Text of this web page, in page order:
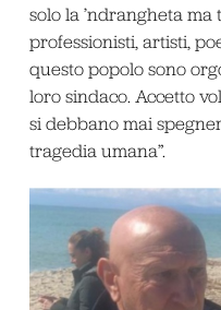
solo la ’ndrangheta ma
professionisti, artisti,
questo popolo sono
loro sindaco. Accetto
si debbano mai
tragedia umana”.